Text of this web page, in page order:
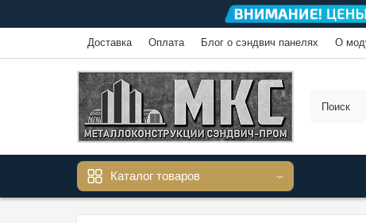
Доставка Оплата Блог о сэндвич панелях О
Каталог товаров